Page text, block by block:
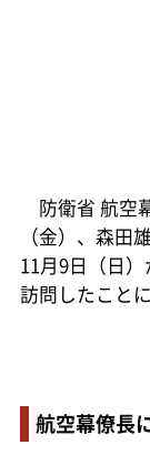
防衛省 航空
（金）、森田
11月9日（日
訪問したこと
航空幕僚長